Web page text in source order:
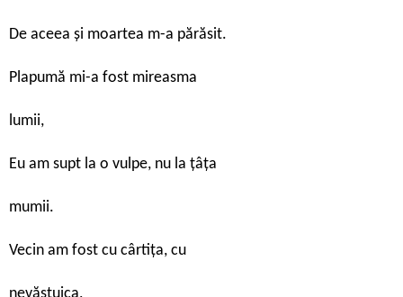
De aceea și moartea m-a părăsit.
Plapumă mi-a fost mireasma
lumii,
Eu am supt la o vulpe, nu la țâța
mumii.
Vecin am fost cu cârtița, cu